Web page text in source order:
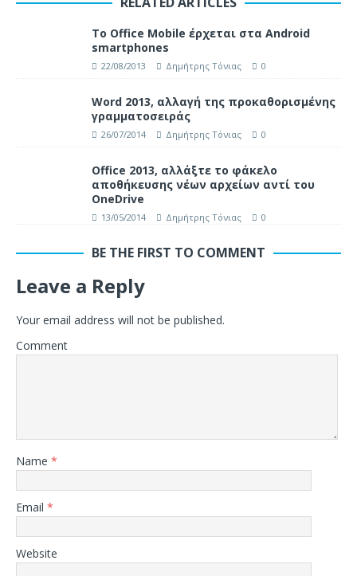
Το Office Mobile έρχεται στα Android
smartphones
22/08/2013 Δημήτρης Τόνιας 0
Word 2013, αλλαγή της προκαθορισμένης
γραμματοσειράς
26/07/2014 Δημήτρης Τόνιας 0
Office 2013, αλλάξτε το φάκελο
αποθήκευσης νέων αρχείων αντί του
OneDrive
13/05/2014 Δημήτρης Τόνιας 0
BE THE FIRST TO COMMENT
Leave a Reply
Your email address will not be published.
Comment
Name *
Email *
Website